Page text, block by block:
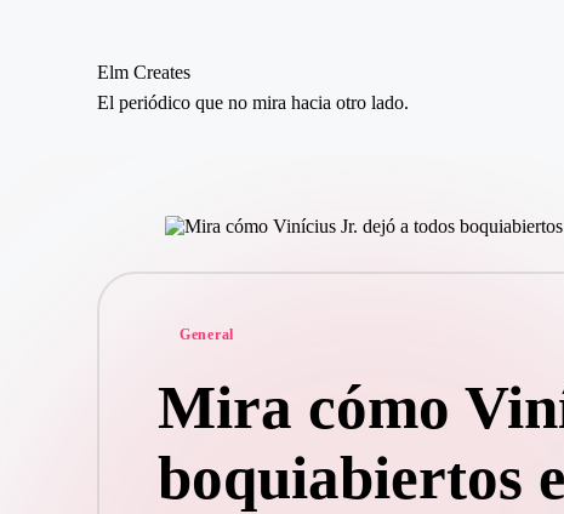
Elm Creates
El periódico que no mira hacia otro lado.
Publicado
General
Mira cómo
boquiabiertos